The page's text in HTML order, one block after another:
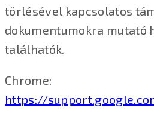
törlésével kapcsolatos
dokumentumokra mutató
találhatók.
Chrome:
https://